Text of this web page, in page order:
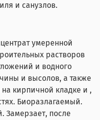
и санузлов.
умеренной
растворов
и водного
и высолов, а также
кирпичной кладке и ,
Биоразлагаемый.
Замерзает, после